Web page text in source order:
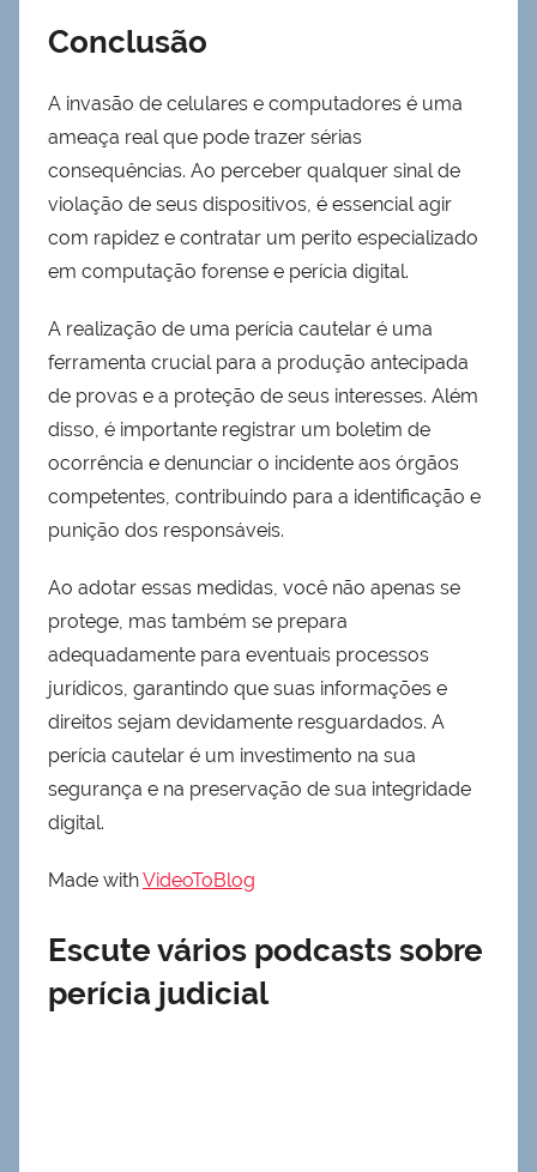
Conclusão
A invasão de celulares e computadores é uma
ameaça real que pode trazer sérias
consequências. Ao perceber qualquer sinal de
violação de seus dispositivos, é essencial agir
com rapidez e contratar um perito especializado
em computação forense e perícia digital.
A realização de uma perícia cautelar é uma
ferramenta crucial para a produção antecipada
de provas e a proteção de seus interesses. Além
disso, é importante registrar um boletim de
ocorrência e denunciar o incidente aos órgãos
competentes, contribuindo para a identificação e
punição dos responsáveis.
Ao adotar essas medidas, você não apenas se
protege, mas também se prepara
adequadamente para eventuais processos
jurídicos, garantindo que suas informações e
direitos sejam devidamente resguardados. A
perícia cautelar é um investimento na sua
segurança e na preservação de sua integridade
digital.
Made withVideoToBlog
Escute vários podcasts sobre
perícia judicial